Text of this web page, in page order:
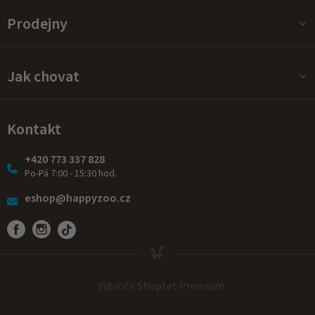
Prodejny
Jak chovat
Kontakt
+420 773 337 828
Po-Pá 7:00 - 15:30 hod.
eshop@happyzoo.cz
Vytvořil Shoptet Premium